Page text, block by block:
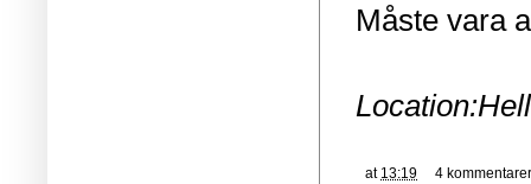
Måste vara
Location:
at 13:19 4